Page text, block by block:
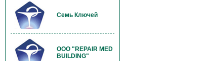
Семь Ключей
OOO "REPAIR MED
BUILDING"